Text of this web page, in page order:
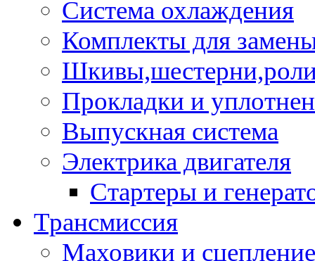
Система охлаждения
Комплекты для
Прокладки и
Выпускная система
Электрика двигателя
Стартеры и
Трансмиссия
Маховики и сцепление